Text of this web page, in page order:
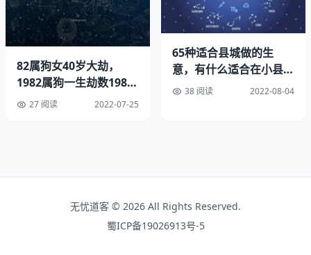
宋慧乔一方说的是两人性格不合，决定和平分开。而宋仲基
这边就有些味，虽然说的也是两人不合适，但是却提前交了
离婚申请并且没有通知宋慧乔，看起来是一点关系都不想
有，连离婚的补偿都不想要。两人结婚时的深情与现在的绝
情虽然让大家很诧异，但是却也能明白爱才是关键，即使是
虽然很多人都觉得有隐情，性格不合是借口。但是性格不合
才愿意为他磨平自己，如果不够爱，真的没办法改变自己，
两人结婚时候肯定是深爱的。至于现在分开，人都在改变，
82属狗女40岁大劫，
1982属狗一生劫数1982
属狗的一生命运
27 阅读 2022-07-25
65种适合县城做的生
意，有什么适合在小县城
做的小生意？
38 阅读 2022-08-04
无忧道客 © 2026 All Rights Reserved.
蜀ICP备19026913号-5